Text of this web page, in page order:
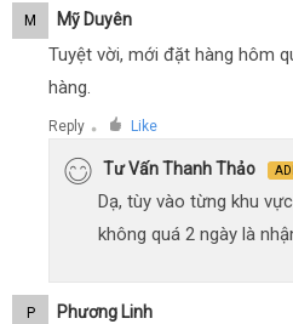
M Mỹ Duyên
Tuyệt vời, mới đặt hàng hôm
hàng.
Reply ● Like
Tư Vấn Thanh Thảo
Dạ, tùy vào từng khu
không quá 2 ngày là
P Phương Linh